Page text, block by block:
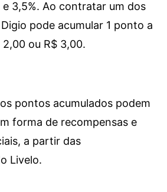
e 3,5%. Ao contratar um dos
pode acumular 1 ponto a
2,00 ou R$ 3,00.
pontos acumulados podem
forma de recompensas e
a partir das
Livelo.